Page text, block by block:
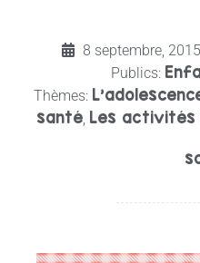
8 septembre, 2015
Publics:
Thèmes:
santé, Les